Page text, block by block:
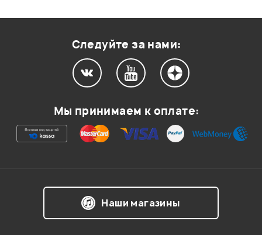
Ваша оценка:
Следуйте за нами:
Мы принимаем к оплате:
Наши магазины